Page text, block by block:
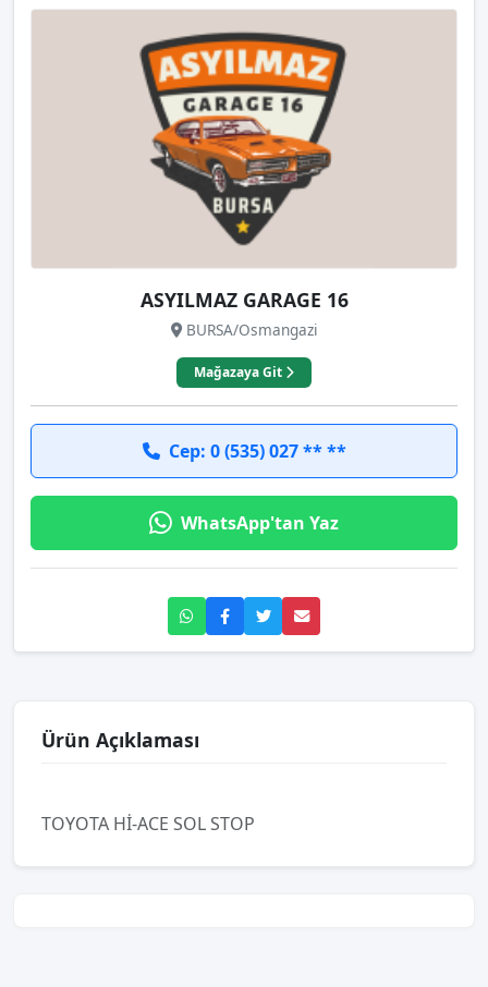
ASYILMAZ GARAGE 16
BURSA/Osmangazi
Mağazaya Git
Cep: 0 (535) 027 ** **
WhatsApp'tan Yaz
Ürün Açıklaması
TOYOTA Hİ-ACE SOL STOP